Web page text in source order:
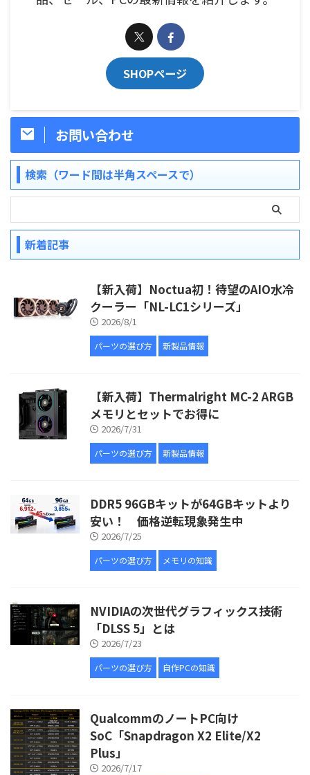
SHOPページ
お問い合わせ
検索（ワード間は半角スペースで）
新着記事
【新入荷】Noctua初！待望のAIO水冷
クーラー「NL-LC1シリーズ」
2026/8/1
パーツの選び方 新製品情報
【新入荷】Thermalright MC-2 ARGB
メモリとセットでお得に
2026/7/31
パーツの選び方 新製品情報
DDR5 96GBキットが64GBキットより
安い！ 価格逆転現象発生中
2026/7/25
パーツの選び方 メモリの知識
NVIDIAの次世代グラフィックス技術
「DLSS 5」とは
2026/7/23
パーツの選び方 自作PCの知識
QualcommのノートPC向け
SoC「Snapdragon X2 Elite/X2
Plus」
2026/7/17